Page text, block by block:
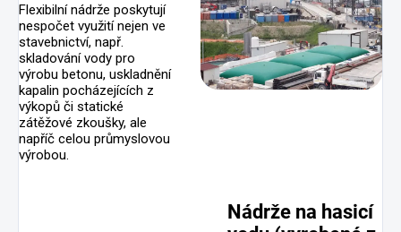
Flexibilní nádrže poskytují
nespočet využití nejen ve
stavebnictví, např.
skladování vody pro
výrobu betonu, uskladnění
kapalin pocházejících z
výkopů či statické
zátěžové zkoušky, ale
napříč celou průmyslovou
výrobou.
Nádrže na hasicí